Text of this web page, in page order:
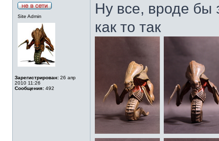
Site Admin
Зарегистрирован: 26 апр
2010 11:26
Сообщения: 492
Ну все, вроде бы
как то так